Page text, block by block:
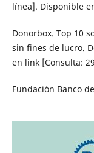
línea]. Disponible
Donorbox. Top 10
sin fines de lucro.
en link [Consulta:
Fundación Banco